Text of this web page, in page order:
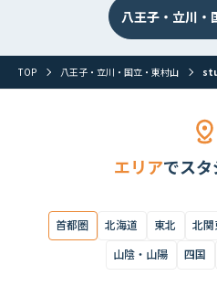
首都圏すべて 麻布・三田・田町
八王子・立川・
TOP 八王子・立川・国立・東村山
エリアでス
首都圏 北海道 東北 北関
山陰・山陽
四国